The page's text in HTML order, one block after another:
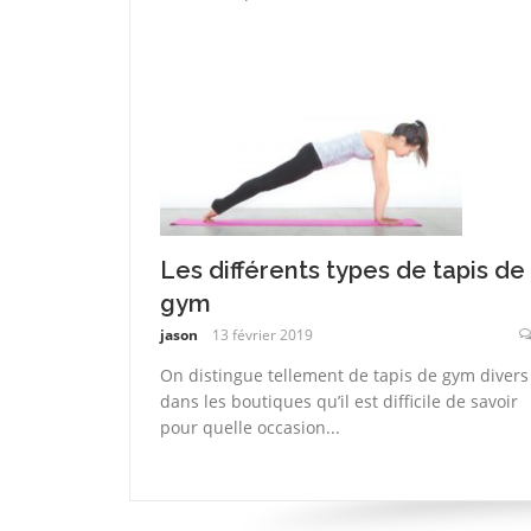
Les différents types de tapis de
gym
jason 13 février 2019
On distingue tellement de tapis de gym divers
dans les boutiques qu’il est difficile de savoir
pour quelle occasion...